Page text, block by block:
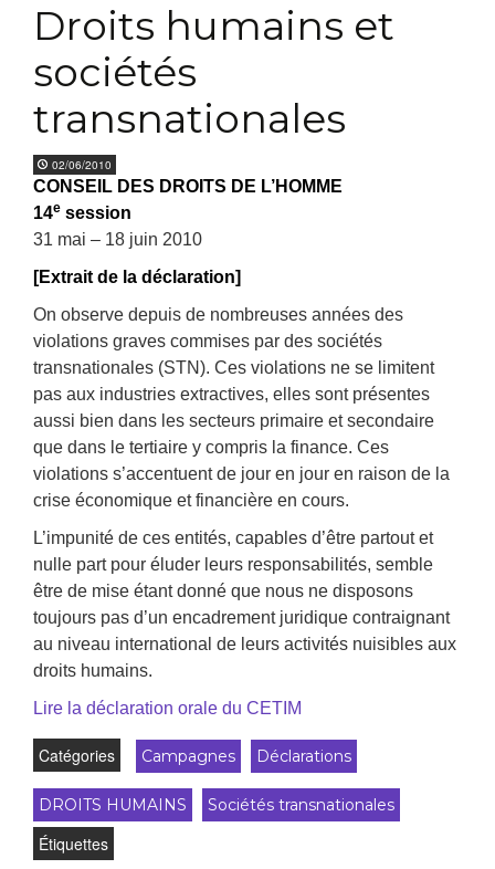
Droits humains et
sociétés
transnationales
02/06/2010
CONSEIL DES DROITS DE L’HOMME
14e session
31 mai – 18 juin 2010
[Extrait de la déclaration]
On observe depuis de nombreuses années des
violations graves commises par des sociétés
transnationales (STN). Ces violations ne se limitent
pas aux industries extractives, elles sont présentes
aussi bien dans les secteurs primaire et secondaire
que dans le tertiaire y compris la finance. Ces
violations s’accentuent de jour en jour en raison de la
crise économique et financière en cours.
L’impunité de ces entités, capables d’être partout et
nulle part pour éluder leurs responsabilités, semble
être de mise étant donné que nous ne disposons
toujours pas d’un encadrement juridique contraignant
au niveau international de leurs activités nuisibles aux
droits humains.
Lire la déclaration orale du CETIM
Catégories Campagnes Déclarations
DROITS HUMAINS Sociétés transnationales
Étiquettes